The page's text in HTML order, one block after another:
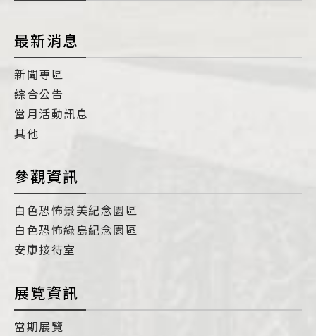
最新消息
新聞專區
綜合公告
當月活動訊息
其他
參觀資訊
白色恐怖景美紀念園區
白色恐怖綠島紀念園區
安康接待室
展覽資訊
當期展覽